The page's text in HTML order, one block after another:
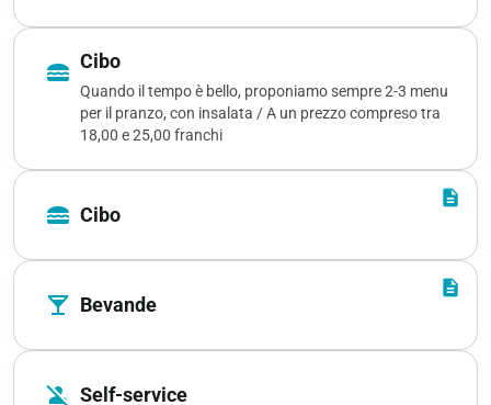
lunch_dining Cibo
Quando il tempo è bello, proponiamo sempre 2-3 menu
per il pranzo, con insalata / A un prezzo compreso tra
18,00 e 25,00 franchi
description
lunch_dining Cibo
description
local_bar Bevande
person_off Self-service